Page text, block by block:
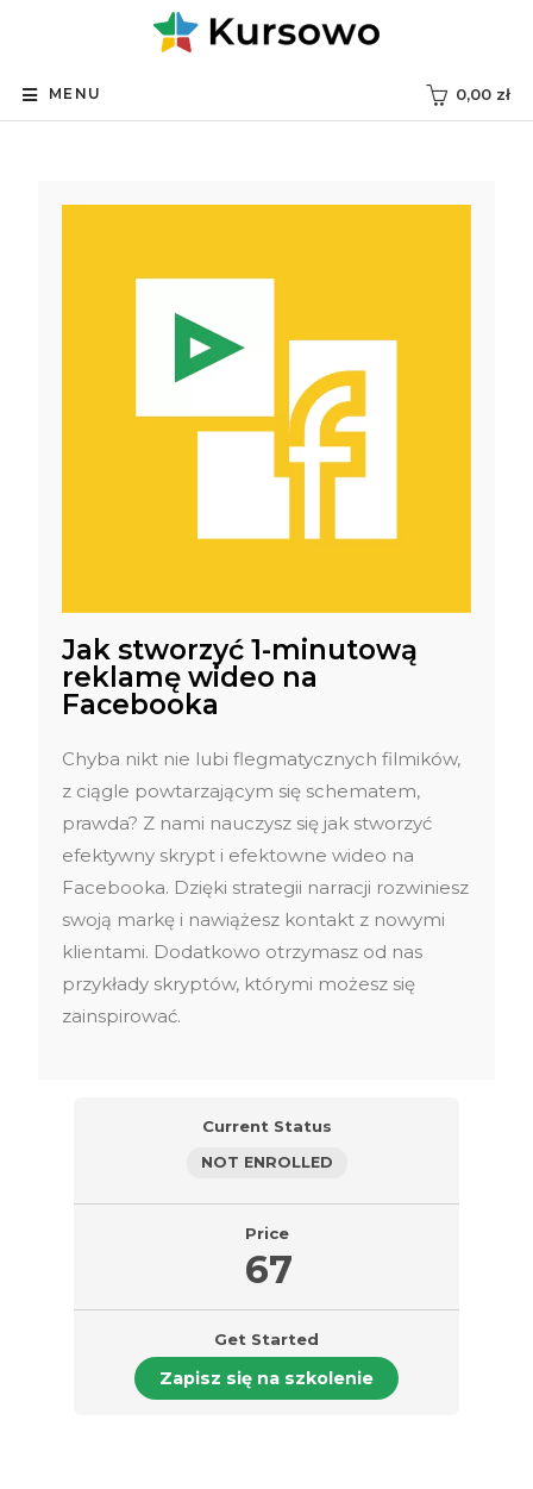
MENU 0,00 zł
Jak stworzyć 1-minutową
reklamę wideo na
Facebooka
Chyba nikt nie lubi flegmatycznych filmików,
z ciągle powtarzającym się schematem,
prawda? Z nami nauczysz się jak stworzyć
efektywny skrypt i efektowne wideo na
Facebooka. Dzięki strategii narracji rozwiniesz
swoją markę i nawiążesz kontakt z nowymi
klientami. Dodatkowo otrzymasz od nas
przykłady skryptów, którymi możesz się
zainspirować.
Current Status
NOT ENROLLED
Price
67
Get Started
Zapisz się na szkolenie